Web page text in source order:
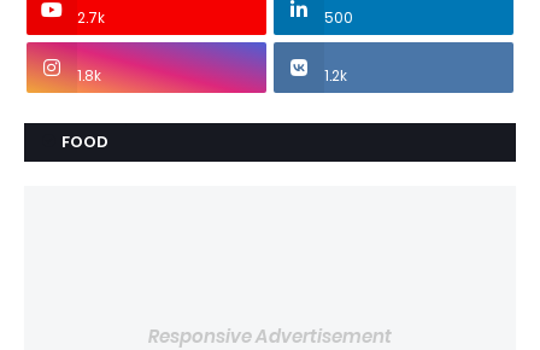
2.7k 500
1.8k 1.2k
FOOD
Responsive Advertisement